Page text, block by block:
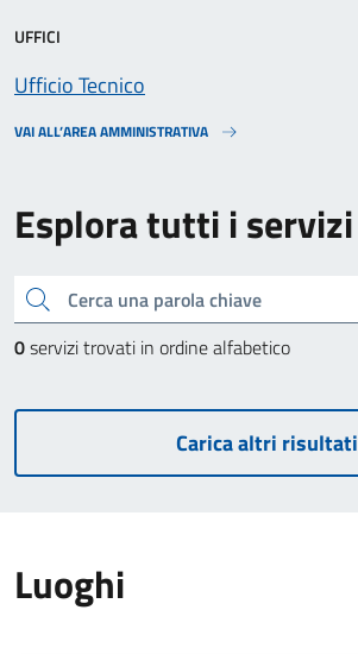
Esplora tutti i servizi
Cerca una parola chiave
0servizi trovati in ordine alfabetico
Carica altri risultati
UFFICI
Ufficio Tecnico
VAI ALL’AREA AMMINISTRATIVA
Luoghi